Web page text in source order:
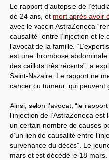
Le rapport d’autopsie de
de 24 ans, et mort après avoir
avec le vaccin AstraZeneca
causalité” entre l’injection et
l’avocat de la famille.
est une thrombose
des caillots très récents”, a
Saint-Nazaire. Le rapport ne
cancer ou tumeur, qui peuvent
Ainsi, selon l’avocat, “le
l’injection de l’AstraZeneca
un certain nombre de causes
d’un lien de causalité entre
survenance du décès”. Le
mars et est décédé le 18 mars.